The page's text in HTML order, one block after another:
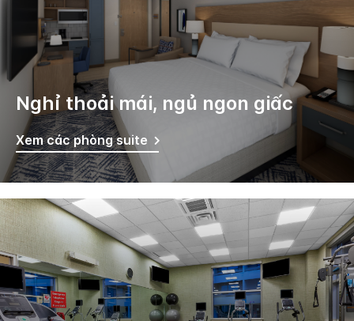
Nghỉ thoải mái, ngủ ngon giấc
Xem các phòng suite